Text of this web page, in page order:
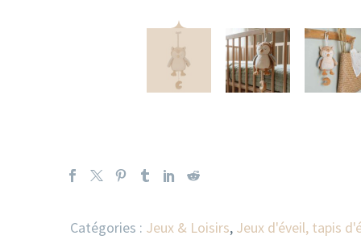
Catégories : Jeux & Loisirs, Jeux d'éveil, tapis